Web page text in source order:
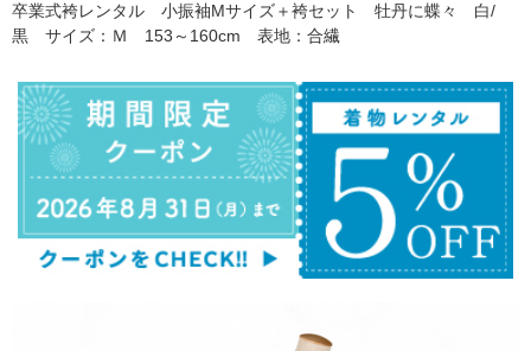
卒業式袴レンタル 小振袖Mサイズ＋袴セット 牡丹に蝶々 白/
黒 サイズ：Ｍ 153～160cm 表地：合繊